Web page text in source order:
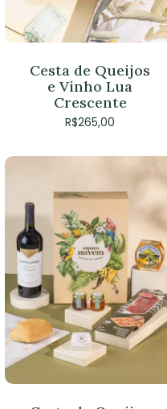
Cesta de Queijos
e Vinho Lua
Crescente
R$265,00